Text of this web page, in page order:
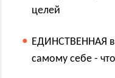
целей
ЕДИНСТВЕННАЯ
самому себе -